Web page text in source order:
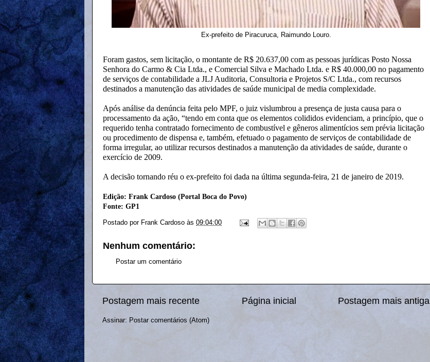
Ex-prefeito de Piracuruca, Raimundo Louro.
Foram gastos, sem licitação, o montante de R$ 20.637,00 com as pessoas jurídicas Posto Nossa
Senhora do Carmo & Cia Ltda., e Comercial Silva e Machado Ltda. e R$ 40.000,00 no pagamento
de serviços de contabilidade a JLJ Auditoria, Consultoria e Projetos S/C Ltda., com recursos
destinados a manutenção das atividades de saúde municipal de media complexidade.
Após análise da denúncia feita pelo MPF, o juiz vislumbrou a presença de justa causa para o
processamento da ação, “tendo em conta que os elementos colididos evidenciam, a princípio, que o
requerido tenha contratado fornecimento de combustível e gêneros alimentícios sem prévia licitação
ou procedimento de dispensa e, também, efetuado o pagamento de serviços de contabilidade de
forma irregular, ao utilizar recursos destinados a manutenção da atividades de saúde, durante o
exercício de 2009.
A decisão tornando réu o ex-prefeito foi dada na última segunda-feira, 21 de janeiro de 2019.
Edição: Frank Cardoso (Portal Boca do Povo)
Fonte: GP1
Postado por Frank Cardoso às 09:04:00
Nenhum comentário:
Postar um comentário
Postagem mais recente Postagem mais antiga
Página inicial
Assinar: Postar comentários (Atom)